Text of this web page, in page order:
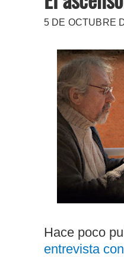
5 DE OCTUBRE
Hace poco
entrevista